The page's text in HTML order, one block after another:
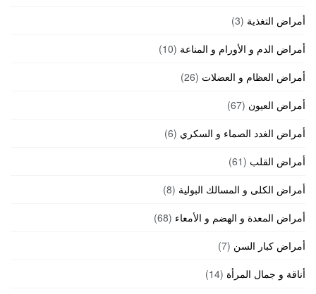
أمراض التغذية (3)
أمراض الدم و الأورام و المناعة (10)
أمراض العظام و العضلات (26)
أمراض العيون (67)
أمراض الغدد الصماء و السكري (6)
أمراض القلب (61)
أمراض الكلى و المسالك البولية (8)
أمراض المعدة و الهضم و الأمعاء (68)
أمراض كبار السن (7)
أناقة و جمال المرأة (14)